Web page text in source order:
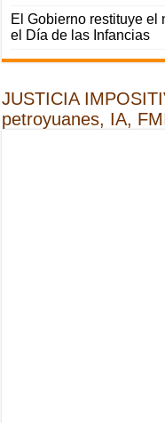
El Gobierno restituye el
el Día de las Infancias
JUSTICIA
petroyuanes, IA,